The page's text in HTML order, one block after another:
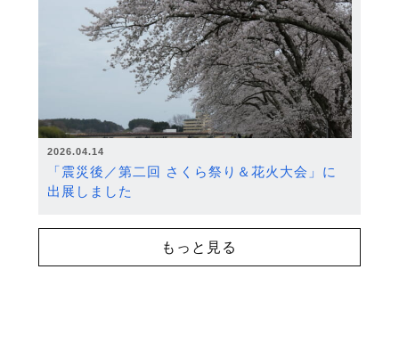
2026.04.14
「震災後／第二回 さくら祭り＆花火大会」に
出展しました
もっと見る